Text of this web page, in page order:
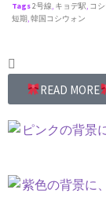
Tags2号線, キョデ駅, コ
短期,韓国コシウォン
READ MORE